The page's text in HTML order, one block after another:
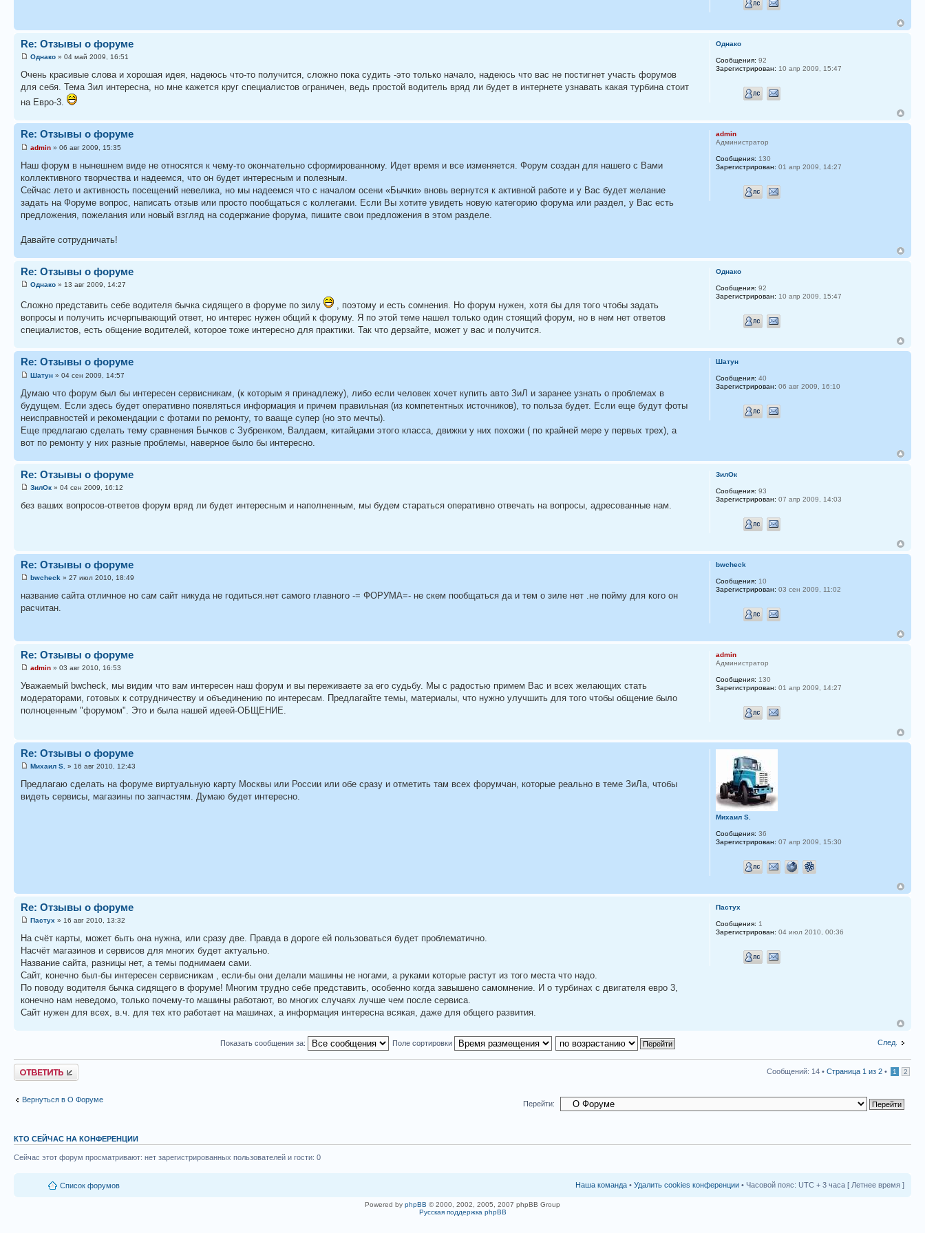
Re: Отзывы о форуме
Однако » 04 май 2009, 16:51
Очень красивые слова и хорошая идея, надеюсь что-то получится, сложно пока судить -это только начало, надеюсь что вас не постигнет участь форумов
для себя. Тема Зил интересна, но мне кажется круг специалистов ограничен, ведь простой водитель вряд ли будет в интернете узнавать какая турбина стоит
на Евро-3.
Однако
Сообщения: 92
Зарегистрирован: 10 апр 2009, 15:47
Re: Отзывы о форуме
admin » 06 авг 2009, 15:35
Наш форум в нынешнем виде не относятся к чему-то окончательно сформированному. Идет время и все изменяется. Форум создан для нашего с Вами
коллективного творчества и надеемся, что он будет интересным и полезным.
Сейчас лето и активность посещений невелика, но мы надеемся что с началом осени «Бычки» вновь вернутся к активной работе и у Вас будет желание
задать на Форуме вопрос, написать отзыв или просто пообщаться с коллегами. Если Вы хотите увидеть новую категорию форума или раздел, у Вас есть
предложения, пожелания или новый взгляд на содержание форума, пишите свои предложения в этом разделе.
Давайте сотрудничать!
admin
Администратор
Сообщения: 130
Зарегистрирован: 01 апр 2009, 14:27
Re: Отзывы о форуме
Однако » 13 авг 2009, 14:27
Сложно представить себе водителя бычка сидящего в форуме по зилу
, поэтому и есть сомнения. Но форум нужен, хотя бы для того чтобы задать
вопросы и получить исчерпывающий ответ, но интерес нужен общий к форуму. Я по этой теме нашел только один стоящий форум, но в нем нет ответов
специалистов, есть общение водителей, которое тоже интересно для практики. Так что дерзайте, может у вас и получится.
Однако
Сообщения: 92
Зарегистрирован: 10 апр 2009, 15:47
Re: Отзывы о форуме
Шатун » 04 сен 2009, 14:57
Думаю что форум был бы интересен сервисникам, (к которым я принадлежу), либо если человек хочет купить авто ЗиЛ и заранее узнать о проблемах в
будущем. Если здесь будет оперативно появляться информация и причем правильная (из компетентных источников), то польза будет. Если еще будут фоты
неисправностей и рекомендации с фотами по ремонту, то вааще супер (но это мечты).
Еще предлагаю сделать тему сравнения Бычков с Зубренком, Валдаем, китайцами этого класса, движки у них похожи ( по крайней мере у первых трех), а
вот по ремонту у них разные проблемы, наверное было бы интересно.
Шатун
Сообщения: 40
Зарегистрирован: 06 авг 2009, 16:10
Re: Отзывы о форуме
ЗилОк » 04 сен 2009, 16:12
без ваших вопросов-ответов форум вряд ли будет интересным и наполненным, мы будем стараться оперативно отвечать на вопросы, адресованные нам.
ЗилОк
Сообщения: 93
Зарегистрирован: 07 апр 2009, 14:03
Re: Отзывы о форуме
bwcheck » 27 июл 2010, 18:49
название сайта отличное но сам сайт никуда не годиться.нет самого главного -= ФОРУМА=- не скем пообщаться да и тем о зиле нет .не пойму для кого он
расчитан.
bwcheck
Сообщения: 10
Зарегистрирован: 03 сен 2009, 11:02
Re: Отзывы о форуме
admin » 03 авг 2010, 16:53
Уважаемый bwcheck, мы видим что вам интересен наш форум и вы переживаете за его судьбу. Мы с радостью примем Вас и всех желающих стать
модераторами, готовых к сотрудничеству и объединению по интересам. Предлагайте темы, материалы, что нужно улучшить для того чтобы общение было
полноценным "форумом". Это и была нашей идеей-ОБЩЕНИЕ.
admin
Администратор
Сообщения: 130
Зарегистрирован: 01 апр 2009, 14:27
Re: Отзывы о форуме
Михаил S. » 16 авг 2010, 12:43
Предлагаю сделать на форуме виртуальную карту Москвы или России или обе сразу и отметить там всех форумчан, которые реально в теме ЗиЛа, чтобы
видеть сервисы, магазины по запчастям. Думаю будет интересно.
Михаил S.
Сообщения: 36
Зарегистрирован: 07 апр 2009, 15:30
Re: Отзывы о форуме
Пастух » 16 авг 2010, 13:32
На счёт карты, может быть она нужна, или сразу две. Правда в дороге ей пользоваться будет проблематично.
Насчёт магазинов и сервисов для многих будет актуально.
Название сайта, разницы нет, а темы поднимаем сами.
Сайт, конечно был-бы интересен сервисникам , если-бы они делали машины не ногами, а руками которые растут из того места что надо.
По поводу водителя бычка сидящего в форуме! Многим трудно себе представить, особенно когда завышено самомнение. И о турбинах с двигателя евро 3,
конечно нам неведомо, только почему-то машины работают, во многих случаях лучше чем после сервиса.
Сайт нужен для всех, в.ч. для тех кто работает на машинах, а информация интересна всякая, даже для общего развития.
Пастух
Сообщения: 1
Зарегистрирован: 04 июл 2010, 00:36
След.
Показать сообщения за: Поле сортировки
Ответить Сообщений: 14 • Страница 1 из 2 • 1 2
Вернуться в О Форуме
Перейти:
КТО СЕЙЧАС НА КОНФЕРЕНЦИИ
Сейчас этот форум просматривают: нет зарегистрированных пользователей и гости: 0
Список форумов Наша команда • Удалить cookies конференции • Часовой пояс: UTC + 3 часа [ Летнее время ]
Powered by phpBB © 2000, 2002, 2005, 2007 phpBB Group
Русская поддержка phpBB